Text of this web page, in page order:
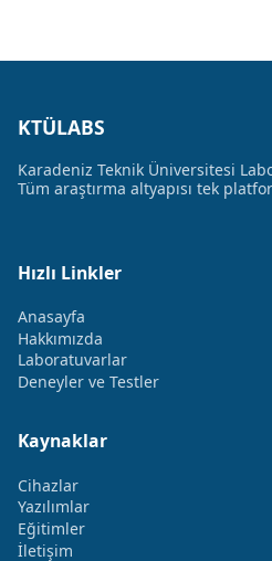
KTÜLABS
Karadeniz Teknik Üniversitesi
Tüm araştırma altyapısı tek
Hızlı Linkler
Anasayfa
Hakkımızda
Laboratuvarlar
Deneyler ve Testler
Kaynaklar
Cihazlar
Yazılımlar
Eğitimler
İletişim